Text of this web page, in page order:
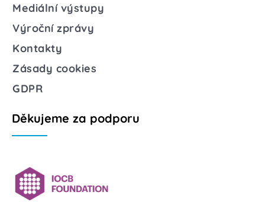
Mediální výstupy
Výroční zprávy
Kontakty
Zásady cookies
GDPR
Děkujeme za podporu